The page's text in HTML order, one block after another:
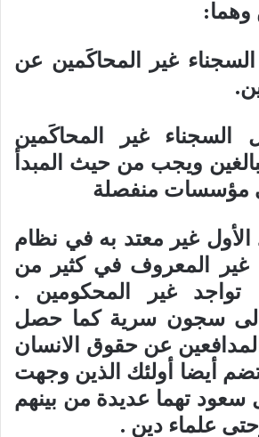
وهما:
غير المحاكَمين عن
السجناء غير المحاكَمين
ويجب من حيث المبدأ
مؤسسات منفصلة
الأول غير معتد به في نظام
المعروف في كثير من
تواجد غير المحكومين .
سجون سرية كما حصل
عن حقوق الانسان
أيضا أولئك الذين وجهت
تهما عديدة من بينهم
علماء دين .